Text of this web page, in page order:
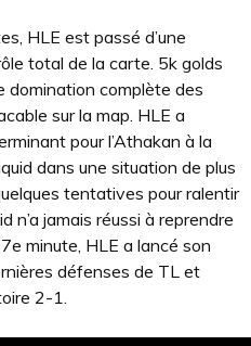
HLE est passé d’une
total de la carte. 5k golds
domination complète des
sur la map. HLE a
pour l’Athakan à la
dans une situation de plus
tentatives pour ralentir
n’a jamais réussi à reprendre
minute, HLE a lancé son
défenses de TL et
2-1.